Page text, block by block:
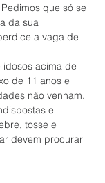
que só se
da sua
a vaga de
acima de
de 11 anos e
não venham.
e
tosse e
devem procurar